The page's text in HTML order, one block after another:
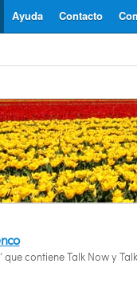
Contacto
Ayuda
que contiene Talk Now y Talk